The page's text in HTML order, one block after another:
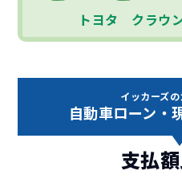
トヨタ クラウ
イッカーズ
自動車ローン・
支払